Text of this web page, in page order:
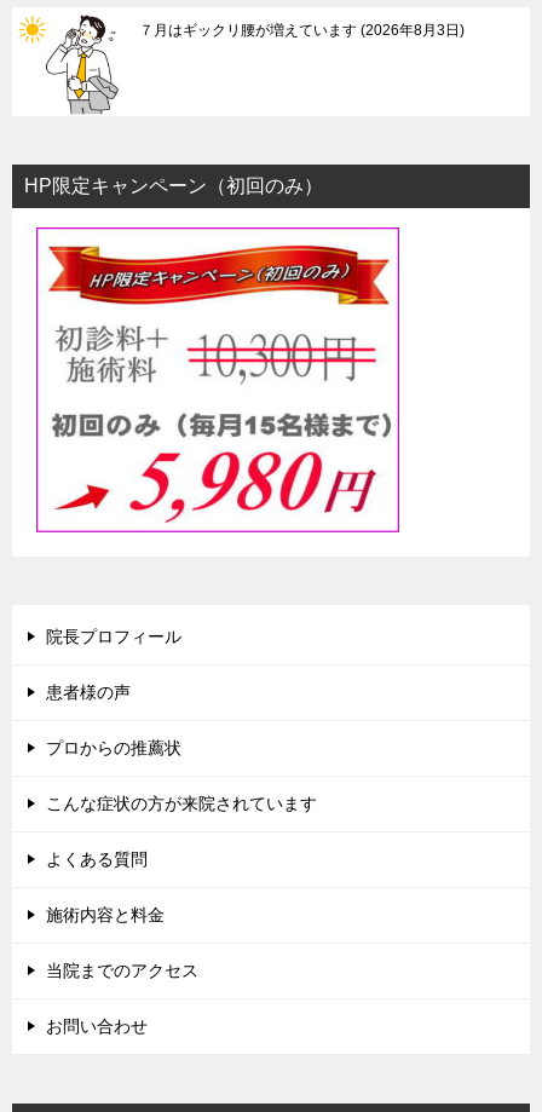
７月はギックリ腰が増えています 2026年8月3日
HP限定キャンペーン（初回のみ）
院長プロフィール
患者様の声
プロからの推薦状
こんな症状の方が来院されています
よくある質問
施術内容と料金
当院までのアクセス
お問い合わせ